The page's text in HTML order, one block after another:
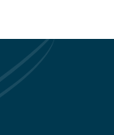
und der
Zeichen für
die